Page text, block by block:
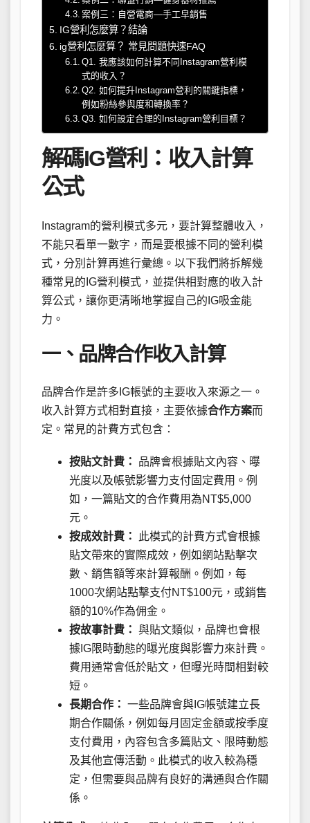
案例三：自營電商—手工皁銷售
IG營利怎麼算？結論
ig營利怎麼算？ 常見問題快速FAQ
Q1. 我應該如何計算不同Instagram營利模
式的收入？
Q2. 如何提升Instagram營利的關鍵指標，
例如粉絲參與度和轉換率？
Q3. 如何設定合理的Instagram營利目標？
解碼IG營利：收入計算
公式
Instagram的營利模式多元，要計算整體收入，
不能只看單一數字，而是要根據不同的營利模
式，分別計算再進行彙總。以下我們將拆解幾
種常見的IG營利模式，並提供相對應的收入計
算公式，讓你更清晰地掌握自己的IG吸金能
力。
一、品牌合作收入計算
品牌合作是許多IG帳號的主要收入來源之一。
收入計算方式相對直接，主要依據合作方案而
定。常見的計費方式包含：
按貼文計費：
品牌會根據貼文內容、曝
光度以及帳號影響力支付固定費用。例
如，一篇貼文的合作費用為NT$5,000
元。
按成效計費：
此模式的計費方式會根據
貼文帶來的實際成效，例如網站點擊次
數、銷售額等來計算報酬。例如，每
1000次網站點擊支付NT$100元，或銷售
額的10%作為佣金。
按故事計費： 與貼文類似，品牌也會根
據IG限時動態的曝光度與影響力來計費。
費用通常會低於貼文，但曝光時間相對較
短。
長期合作： 一些品牌會與IG帳號建立長
期合作關係，例如每月固定金額或按季度
支付費用，內容包含多篇貼文、限時動態
及其他宣傳活動。此模式的收入較為穩
定，但需要與品牌有良好的溝通與合作關
係。